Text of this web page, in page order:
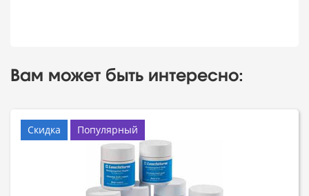
Вам может быть интересно:
Скидка Популярный